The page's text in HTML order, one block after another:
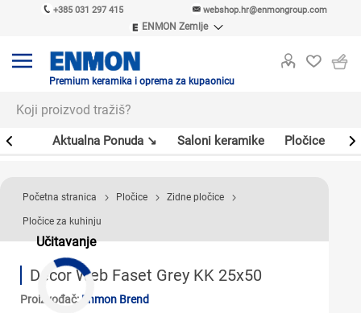
+385 031 297 415 webshop.hr@enmongroup.com
ENMON Zemlje
ENMON MKD
Premium keramika i oprema za kupaonicu
Aktualna Ponuda ↘ Saloni keramike Pločice
Učitavanje
Početna stranica Pločice Zidne pločice
Pločice za kuhinju
Decor Web Faset Grey KK 25x50
Proizvođač: Enmon Brend